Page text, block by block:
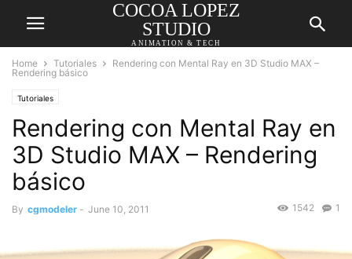
COCOA LOPEZ
STUDIO
ANIMATION & TECH
Home Tutoriales
Rendering con Mental Ray en 3D Studio MAX –
Rendering básico
Tutoriales
Rendering con Mental Ray en
3D Studio MAX – Rendering
básico
By cgmodeler - June 10, 2011 1
1542